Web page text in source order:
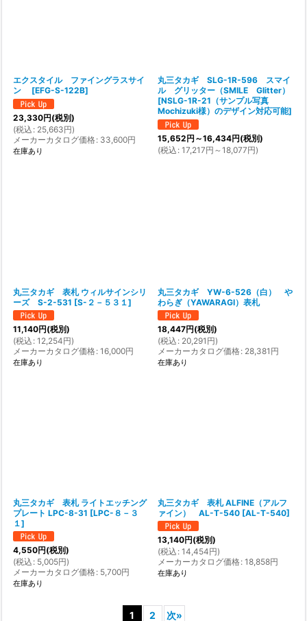
エクスタイル ファイングラスサイ
ン
[EFG-S-122B]
23,330円(税別)
(税込 : 25,663円)
メーカーカタログ価格: 33,600円
在庫あり
丸三タカギ SLG-1R-596 スマイ
ル グリッター（SMILE Glitter）
[NSLG-1R-21（サンプル写真
Mochizuki様）のデザイン対応可能]
15,652円 ～16,434円(税別)
(税込 : 17,217円 ～18,077円)
丸三タカギ 表札 ウィルサインシリ
ーズ S-2-531 [S-２－５３１ ]
11,140円(税別)
(税込 : 12,254円)
メーカーカタログ価格: 16,000円
在庫あり
丸三タカギ YW-6-526（白） や
わらぎ（YAWARAGI）表札
18,447円(税別)
(税込 : 20,291 円)
メーカーカタログ価格: 28,381 円
在庫あり
丸三タカギ 表札 ライトエッチング
プレート LPC-8-31 [LPC-８－３
１ ]
4,550円(税別)
(税込 : 5,005円)
メーカーカタログ価格: 5,700円
在庫あり
丸三タカギ 表札 ALFINE（アルフ
ァイン） AL-T-540 [AL-T-540]
13,140円(税別)
(税込 : 14,454円)
メーカーカタログ価格: 18,858円
在庫あり
1 2 次»